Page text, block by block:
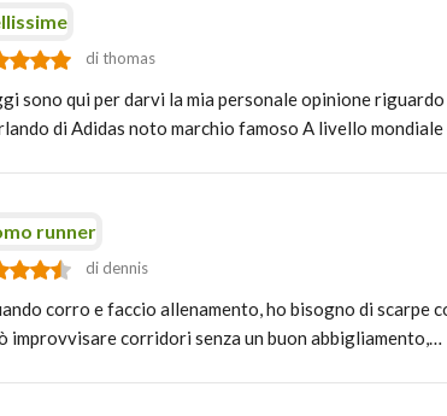
di thomas
sono qui per darvi la mia personale opinione
di Adidas noto marchio famoso A livello
runner
di dennis
corro e faccio allenamento, ho bisogno di scarpe
improvvisare corridori senza un buon abbigliamento,…